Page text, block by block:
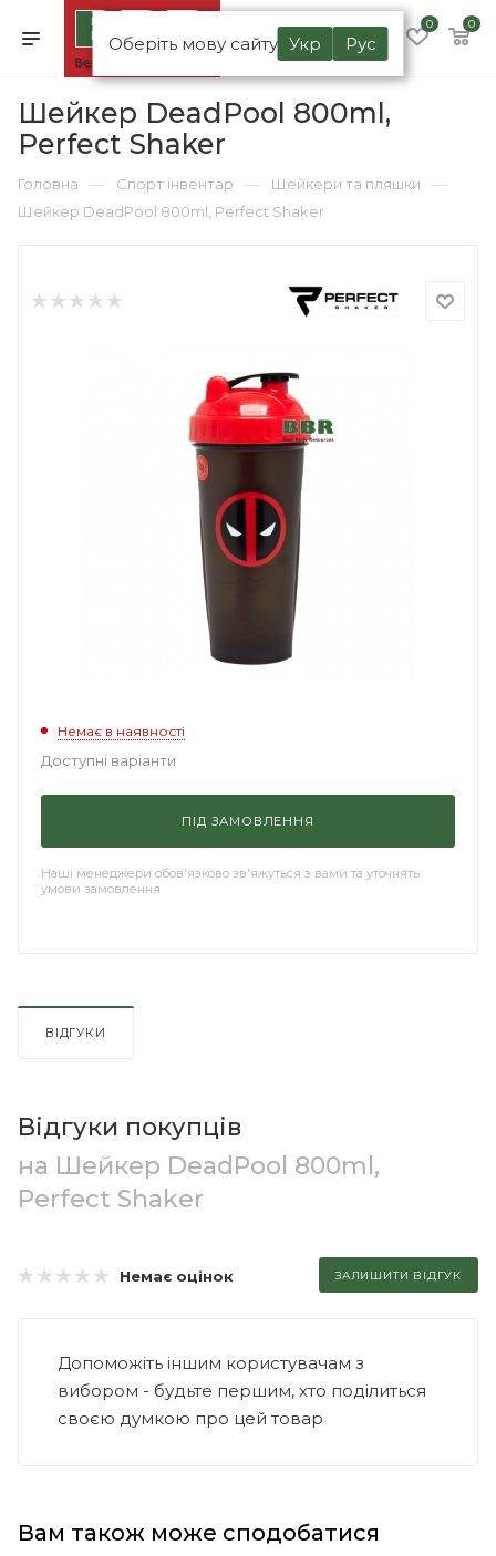
Оберіть мову сайту Укр Рус
0 0
Шейкер DeadPool 800ml,
Perfect Shaker
Головна — Спорт інвентар — Шейкери та пляшки —
Шейкер DeadPool 800ml, Perfect Shaker
Немає в наявності
Доступні варіанти
ПІД ЗАМОВЛЕННЯ
Наші менеджери обов'язково зв'яжуться з вами та уточнять
умови замовлення
ВІДГУКИ
Відгуки покупців
на Шейкер DeadPool 800ml,
Perfect Shaker
Немає оцінок ЗАЛИШИТИ ВІДГУК
Допоможіть іншим користувачам з
вибором - будьте першим, хто поділиться
своєю думкою про цей товар
Вам також може сподобатися